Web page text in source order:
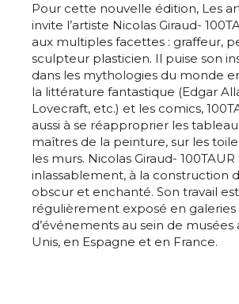
Pour cette nouvelle édition, Les
invite l’artiste Nicolas Giraud-
aux multiples facettes : graffeur,
sculpteur plasticien. Il puise son
dans les mythologies du monde
la littérature fantastique (Edgar
Lovecraft, etc.) et les comics,
aussi à se réapproprier les
maîtres de la peinture, sur les
les murs. Nicolas Giraud- 100TAUR
inlassablement, à la construction
obscur et enchanté. Son travail est
régulièrement exposé en
d’événements au sein de musées
Unis, en Espagne et en France.